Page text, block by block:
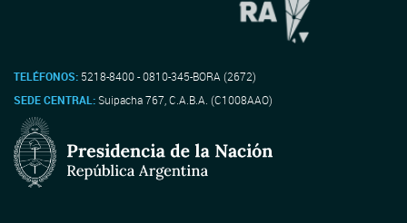
TELÉFONOS: 5218-8400 - 0810-345-BORA (2672)
SEDE CENTRAL:Suipacha 767, C.A.B.A. (C1008AAO)